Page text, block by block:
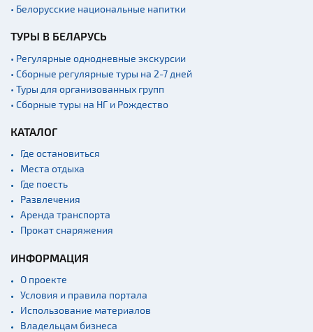
• Белорусские национальные напитки
ТУРЫ В БЕЛАРУСЬ
• Регулярные однодневные экскурсии
• Сборные регулярные туры на 2-7 дней
• Туры для организованных групп
• Сборные туры на НГ и Рождество
КАТАЛОГ
Где остановиться
Места отдыха
Где поесть
Развлечения
Аренда транспорта
Прокат снаряжения
ИНФОРМАЦИЯ
О проекте
Условия и правила портала
Использование материалов
Владельцам бизнеса